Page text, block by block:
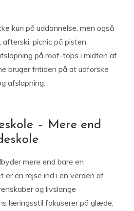
kun på uddannelse, men også
picnic på pisten,
på roof-tops i midten af
bruger fritiden på at udforske
afslapning.
– Mere end
mere end bare en
er en rejse ind i en verden af
og livslange
læringsstil fokuserer på glæde,